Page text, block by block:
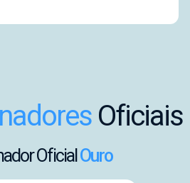
Oficiais
Oficial Ouro